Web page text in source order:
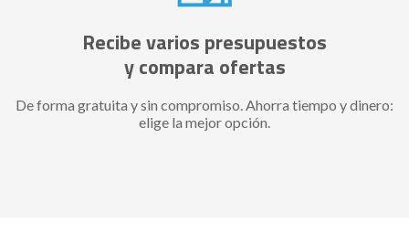
Recibe varios presupuestos
y compara ofertas
De forma gratuita y sin compromiso. Ahorra tiempo y dinero:
elige la mejor opción.